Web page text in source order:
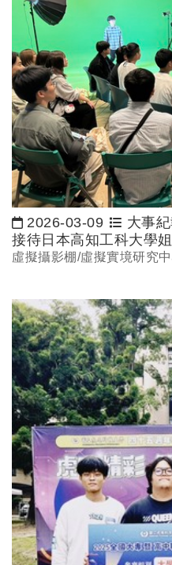
日期：
2026-03-09
大事
接待日本高知工科大學
虛擬攝影棚/虛擬實境研究